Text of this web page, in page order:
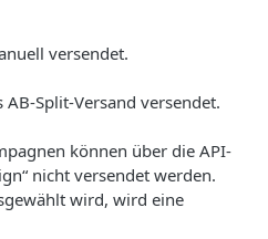
versendet.
Split-Versand versendet.
können über die API-
nicht versendet werden.
wird, wird eine